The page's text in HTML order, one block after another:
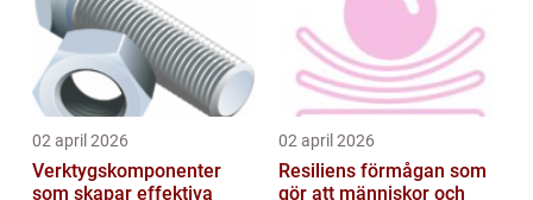
02 april 2026
Verktygskomponenter
som skapar effektiva
02 april 2026
Resiliens förmågan som
gör att människor och